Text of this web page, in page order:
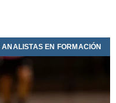
ANALISTAS EN FORMACIÓN